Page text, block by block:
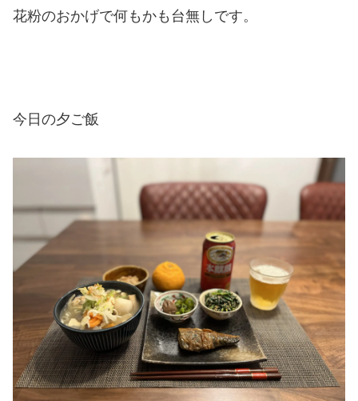
花粉のおかげで何もかも台無しです。
今日の夕ご飯